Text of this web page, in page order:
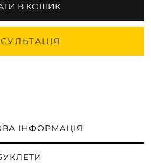
В КОШИК
ІНФОРМАЦІЯ